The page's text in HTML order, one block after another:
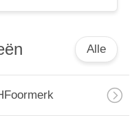
Alle